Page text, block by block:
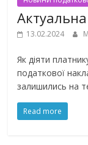
13.02.2024
Як діяти
податкової
залишились на
Read more